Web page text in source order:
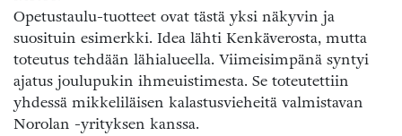
Opetustaulu-tuotteet ovat tästä yksi näkyvin ja
suosituin esimerkki. Idea lähti Kenkäverosta, mutta
toteutus tehdään lähialueella. Viimeisimpänä syntyi
ajatus joulupukin ihmeuistimesta. Se toteutettiin
yhdessä mikkeliläisen kalastusvieheitä valmistavan
Norolan -yrityksen kanssa.